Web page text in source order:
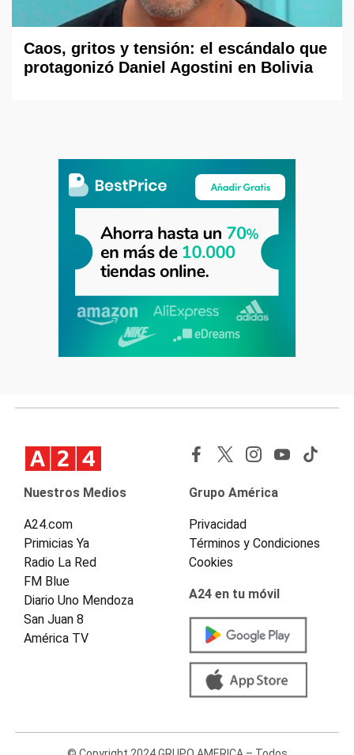
Caos, gritos y tensión: el escándalo que
protagonizó Daniel Agostini en Bolivia
Nuestros Medios
A24.com
Primicias Ya
Radio La Red
FM Blue
Diario Uno Mendoza
San Juan 8
América TV
Grupo América
Privacidad
Términos y Condiciones
Cookies
A24 en tu móvil